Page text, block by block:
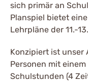
sich primär an
Planspiel bietet
Lehrpläne der 11.-
Konzipiert ist unser
Personen mit
Schulstunden (4